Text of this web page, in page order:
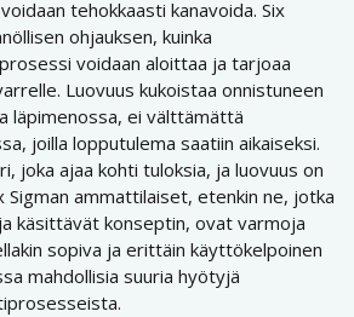
tehokkaasti kanavoida. Six
ohjauksen, kuinka
voidaan aloittaa ja tarjoaa
Luovuus kukoistaa onnistuneen
läpimenossa, ei välttämättä
joilla lopputulema saatiin aikaiseksi.
joka ajaa kohti tuloksia, ja luovuus on
ammattilaiset, etenkin ne, jotka
käsittävät konseptin, ovat varmoja
sopiva ja erittäin käyttökelpoinen
mahdollisia suuria hyötyjä